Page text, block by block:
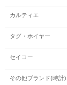
カルティエ
タグ・ホイヤー
セイコー
その他ブランド(時計)